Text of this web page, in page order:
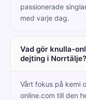
passionerade
med varje dag.
Vad gör knulla-
dejting i Norrtälje?
Vårt fokus på kemi
online.com till den